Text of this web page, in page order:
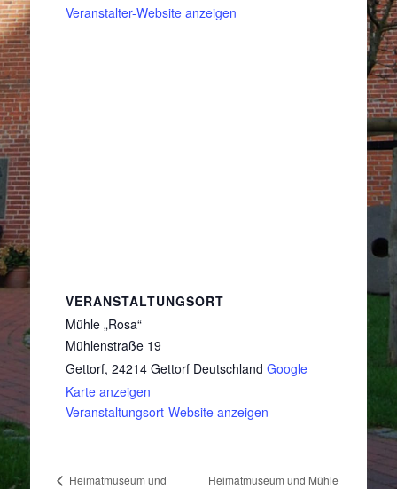
Veranstalter-Website anzeigen
VERANSTALTUNGSORT
Mühle „Rosa“
Mühlenstraße 19
Gettorf, 24214 Gettorf Deutschland Google
Karte anzeigen
Veranstaltungsort-Website anzeigen
Heimatmuseum und Heimatmuseum und Mühle